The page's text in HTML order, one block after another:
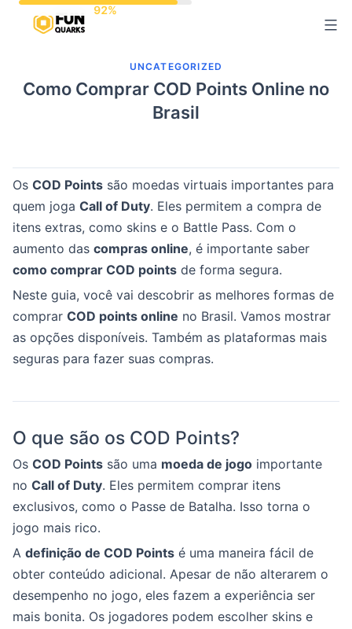
conteúdo
UNCATEGORIZED
Como Comprar COD Points Online no
Brasil
Os COD Points são moedas virtuais importantes para
quem joga Call of Duty. Eles permitem a compra de
itens extras, como skins e o Battle Pass. Com o
aumento das compras online, é importante saber
como comprar COD points de forma segura.
Neste guia, você vai descobrir as melhores formas de
comprar COD points online no Brasil. Vamos mostrar
as opções disponíveis. Também as plataformas mais
seguras para fazer suas compras.
O que são os COD Points?
Os COD Points são uma moeda de jogo importante
no Call of Duty. Eles permitem comprar itens
exclusivos, como o Passe de Batalha. Isso torna o
jogo mais rico.
A definição de COD Points é uma maneira fácil de
obter conteúdo adicional. Apesar de não alterarem o
desempenho no jogo, eles fazem a experiência ser
mais bonita. Os jogadores podem escolher skins e